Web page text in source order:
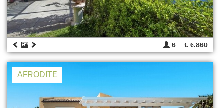
6 € 6.860
AFRODITE